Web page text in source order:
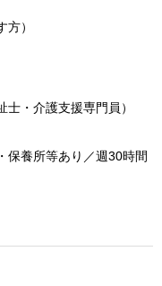
）
・介護支援専門員）
保養所等あり／週30時間